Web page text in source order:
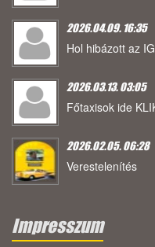
2026.04.09. 16:35
Hol hibázott az
2026.03.13. 03:05
Főtaxisok ide
2026.02.05. 06:28
Verestelenítés
Impresszum